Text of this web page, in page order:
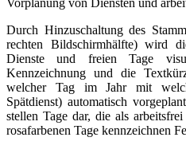
Durch Hinzuschaltung des
rechten Bildschirmhälfte) wird
Dienste und freien Tage
Kennzeichnung und die
welcher Tag im Jahr mit
Spätdienst) automatisch
stellen Tage dar, die als
rosafarbenen Tage kennzeichnen